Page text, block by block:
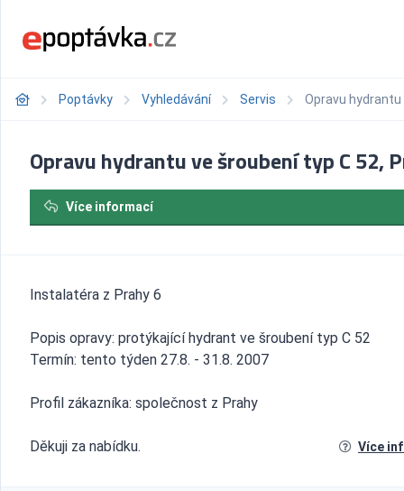
Poptávky Vyhledávání Servis Opravu hydrantu
Opravu hydrantu ve šroubení typ C 52,
Více informací
Instalatéra z Prahy 6
Popis opravy: protýkající hydrant ve šroubení typ C 52
Termín: tento týden 27.8. - 31.8. 2007
Profil zákazníka: společnost z Prahy
Děkuji za nabídku. Více